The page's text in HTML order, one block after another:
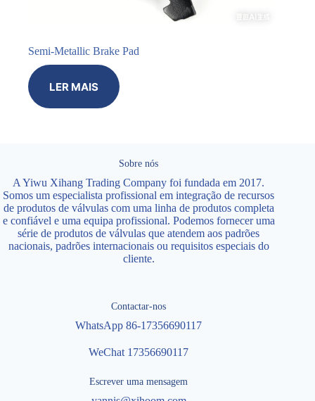
Semi-Metallic Brake Pad
LER MAIS
Sobre nós
A Yiwu Xihang Trading Company foi fundada em 2017.
Somos um especialista profissional em integração de recursos
de produtos de válvulas com uma linha de produtos completa
e confiável e uma equipa profissional. Podemos fornecer uma
série de produtos de válvulas que atendem aos padrões
nacionais, padrões internacionais ou requisitos especiais do
cliente.
Contactar-nos
WhatsApp 86-17356690117
WeChat 17356690117
Escrever uma mensagem